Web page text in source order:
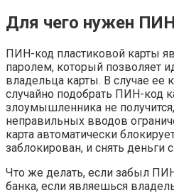
Для чего нужен
ПИН-код пластиковой карты
паролем, который позволяет
владельца карты. В случае ее
случайно подобрать ПИН-код
злоумышленника не
неправильных вводов
карта автоматически
заблокирован, и снять деньги
Что же делать, если забыл
банка, если являешься